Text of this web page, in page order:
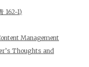
162-1)
Management
Thoughts and